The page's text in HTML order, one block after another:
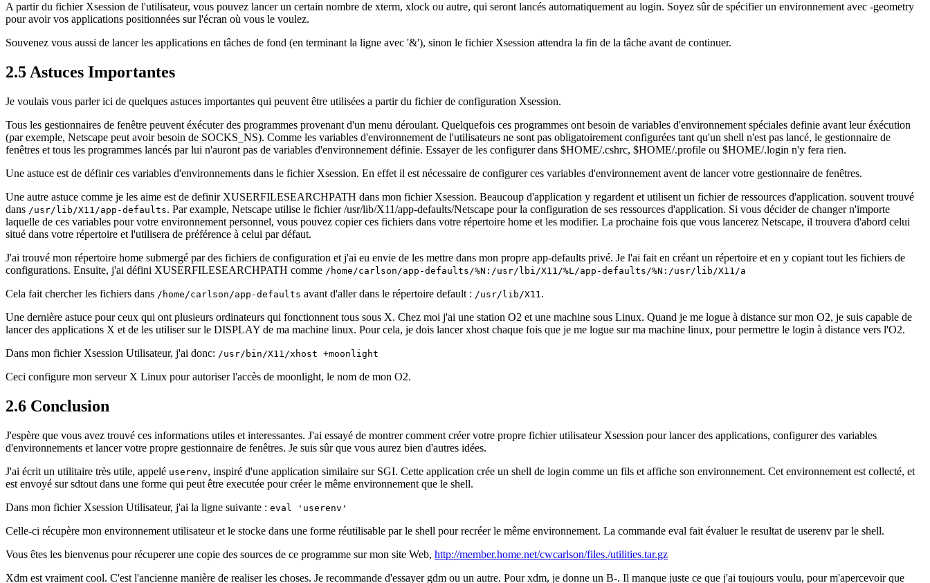
A partir du fichier Xsession de l'utilisateur, vous pouvez lancer un certain nombre de xterm, xlock ou autre, qui seront lancés automatiquement au login. Soyez sûr de spécifier un environnement avec -geometry
pour avoir vos applications positionnées sur l'écran où vous le voulez.
Souvenez vous aussi de lancer les applications en tâches de fond (en terminant la ligne avec '&'), sinon le fichier Xsession attendra la fin de la tâche avant de continuer.
2.5 Astuces Importantes
Je voulais vous parler ici de quelques astuces importantes qui peuvent être utilisées a partir du fichier de configuration Xsession.
Tous les gestionnaires de fenêtre peuvent éxécuter des programmes provenant d'un menu déroulant. Quelquefois ces programmes ont besoin de variables d'environnement spéciales definie avant leur éxécution
(par exemple, Netscape peut avoir besoin de SOCKS_NS). Comme les variables d'environnement de l'utilisateurs ne sont pas obligatoirement configurées tant qu'un shell n'est pas lancé, le gestionnaire de
fenêtres et tous les programmes lancés par lui n'auront pas de variables d'environnement définie. Essayer de les configurer dans $HOME/.cshrc, $HOME/.profile ou $HOME/.login n'y fera rien.
Une astuce est de définir ces variables d'environnements dans le fichier Xsession. En effet il est nécessaire de configurer ces variables d'environnement avent de lancer votre gestionnaire de fenêtres.
Une autre astuce comme je les aime est de definir XUSERFILESEARCHPATH dans mon fichier Xsession. Beaucoup d'application y regardent et utilisent un fichier de ressources d'application. souvent trouvé
dans /usr/lib/X11/app-defaults. Par example, Netscape utilise le fichier /usr/lib/X11/app-defaults/Netscape pour la configuration de ses ressources d'application. Si vous décider de changer n'importe
laquelle de ces variables pour votre environnement personnel, vous pouvez copier ces fichiers dans votre répertoire home et les modifier. La prochaine fois que vous lancerez Netscape, il trouvera d'abord celui
situé dans votre répertoire et l'utilisera de préférence à celui par défaut.
J'ai trouvé mon répertoire home submergé par des fichiers de configuration et j'ai eu envie de les mettre dans mon propre app-defaults privé. Je l'ai fait en créant un répertoire et en y copiant tout les fichiers de
configurations. Ensuite, j'ai défini XUSERFILESEARCHPATH comme /home/carlson/app-defaults/%N:/usr/lbi/X11/%L/app-defaults/%N:/usr/lib/X11/a
Cela fait chercher les fichiers dans /home/carlson/app-defaults avant d'aller dans le répertoire default : /usr/lib/X11 .
Une dernière astuce pour ceux qui ont plusieurs ordinateurs qui fonctionnent tous sous X. Chez moi j'ai une station O2 et une machine sous Linux. Quand je me logue à distance sur mon O2, je suis capable de
lancer des applications X et de les utiliser sur le DISPLAY de ma machine linux. Pour cela, je dois lancer xhost chaque fois que je me logue sur ma machine linux, pour permettre le login à distance vers l'O2.
Dans mon fichier Xsession Utilisateur, j'ai donc: /usr/bin/X11/xhost +moonlight
Ceci configure mon serveur X Linux pour autoriser l'accès de moonlight, le nom de mon O2.
2.6 Conclusion
J'espère que vous avez trouvé ces informations utiles et interessantes. J'ai essayé de montrer comment créer votre propre fichier utilisateur Xsession pour lancer des applications, configurer des variables
d'environnements et lancer votre propre gestionnaire de fenêtres. Je suis sûr que vous aurez bien d'autres idées.
J'ai écrit un utilitaire très utile, appelé userenv, inspiré d'une application similaire sur SGI. Cette application crée un shell de login comme un fils et affiche son environnement. Cet environnement est collecté, et
est envoyé sur sdtout dans une forme qui peut être executée pour créer le même environnement que le shell.
Dans mon fichier Xsession Utilisateur, j'ai la ligne suivante : eval 'userenv'
Celle-ci récupère mon environnement utilisateur et le stocke dans une forme réutilisable par le shell pour recréer le même environnement. La commande eval fait évaluer le resultat de userenv par le shell.
Vous êtes les bienvenus pour récuperer une copie des sources de ce programme sur mon site Web, http://member.home.net/cwcarlson/files./utilities.tar.gz
Xdm est vraiment cool. C'est l'ancienne manière de realiser les choses. Je recommande d'essayer gdm ou un autre. Pour xdm, je donne un B-. Il manque juste ce que j'ai toujours voulu, pour m'apercevoir que